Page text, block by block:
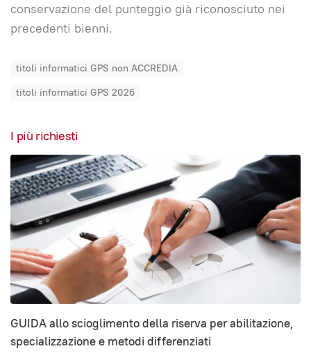
conservazione del punteggio già riconosciuto nei
precedenti bienni.
titoli informatici GPS non ACCREDIA
titoli informatici GPS 2026
I più richiesti
GUIDA allo scioglimento della riserva per abilitazione,
specializzazione e metodi differenziati